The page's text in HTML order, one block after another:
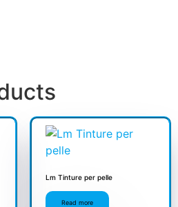
Lm Tinture per pelle
Read more